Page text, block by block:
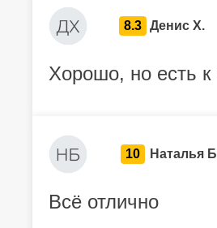
8.3 Денис Х.
Хорошо, но есть
10 Наталья
Всё отлично